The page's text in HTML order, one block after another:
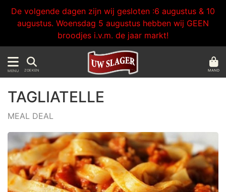
De volgende dagen zijn wij gesloten :6 augustus & 10
augustus. Woensdag 5 augustus hebben wij GEEN
broodjes i.v.m. de jaar markt!
MENU ZOEKEN MAND
TAGLIATELLE
MEAL DEAL